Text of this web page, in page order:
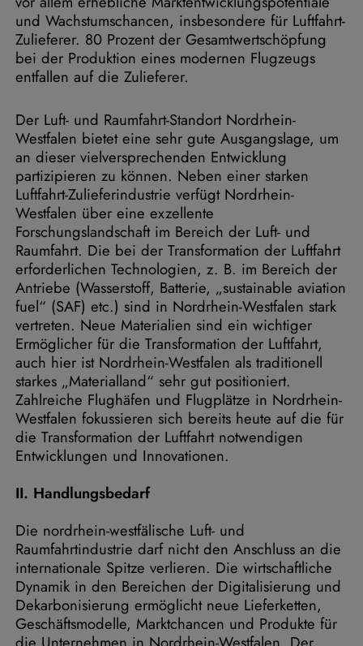
und Wachstumschancen, insbesondere für Luftfahrt-
Zulieferer. 80 Prozent der Gesamtwertschöpfung
bei der Produktion eines modernen Flugzeugs
entfallen auf die Zulieferer.
Der Luft- und Raumfahrt-Standort Nordrhein-
Westfalen bietet eine sehr gute Ausgangslage, um
an dieser vielversprechenden Entwicklung
partizipieren zu können. Neben einer starken
Luftfahrt-Zulieferindustrie verfügt Nordrhein-
Westfalen über eine exzellente
Forschungslandschaft im Bereich der Luft- und
Raumfahrt. Die bei der Transformation der Luftfahrt
erforderlichen Technologien, z. B. im Bereich der
Antriebe (Wasserstoff, Batterie, „sustainable aviation
fuel“ (SAF) etc.) sind in Nordrhein-Westfalen stark
vertreten. Neue Materialien sind ein wichtiger
Ermöglicher für die Transformation der Luftfahrt,
auch hier ist Nordrhein-Westfalen als traditionell
starkes „Materialland“ sehr gut positioniert.
Zahlreiche Flughäfen und Flugplätze in Nordrhein-
Westfalen fokussieren sich bereits heute auf die für
die Transformation der Luftfahrt notwendigen
Entwicklungen und Innovationen.
II. Handlungsbedarf
Die nordrhein-westfälische Luft- und
Raumfahrtindustrie darf nicht den Anschluss an die
internationale Spitze verlieren. Die wirtschaftliche
Dynamik in den Bereichen der Digitalisierung und
Dekarbonisierung ermöglicht neue Lieferketten,
Geschäftsmodelle, Marktchancen und Produkte für